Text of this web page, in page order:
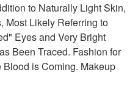
to Naturally Light Skin,
Most Likely Referring to
Eyes and Very Bright
Been Traced. Fashion for
is Coming. Makeup